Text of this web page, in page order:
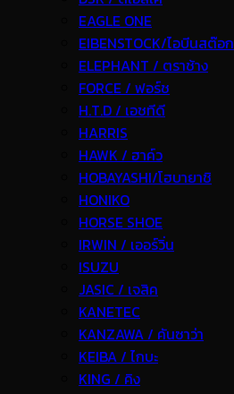
EAGLE ONE
EIBENSTOCK/ไอบีนสต๊อก
ELEPHANT / ตราช้าง
FORCE / ฟอร์ช
H.T.D / เอชทีดี
HARRIS
HAWK / ฮาค์ว
HOBAYASHI/โฮบายาชิ
HONIKO
HORSE SHOE
IRWIN / เออร์วิ่น
ISUZU
JASIC / เจสิค
KANETEC
KANZAWA / คันซาว่า
KEIBA / ไกบะ
KING / คิง